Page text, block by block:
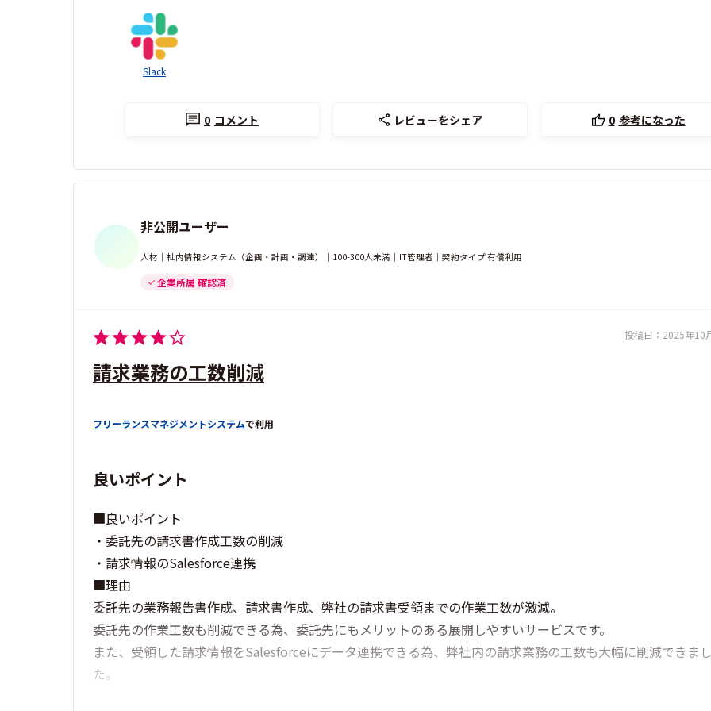
Slack
0 コメント レビューをシェア 0 参考になった
非公開ユーザー
人材｜社内情報システム（企画・計画・調達）｜100-300人未満｜IT管理者｜契約タイプ 有償利用
企業所属 確認済
投稿日： 2025年10
請求業務の工数削減
フリーランスマネジメントシステムで利用
良いポイント
■良いポイント
・委託先の請求書作成工数の削減
・請求情報のSalesforce連携
■理由
委託先の業務報告書作成、請求書作成、弊社の請求書受領までの作業工数が激減。
委託先の作業工数も削減できる為、委託先にもメリットのある展開しやすいサービスです。
また、受領した請求情報をSalesforceにデータ連携できる為、弊社内の請求業務の工数も大幅に削減できま
た。